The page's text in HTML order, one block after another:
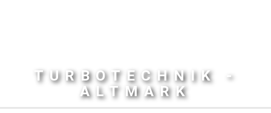
TURBOTECHNIK -
ALTMARK